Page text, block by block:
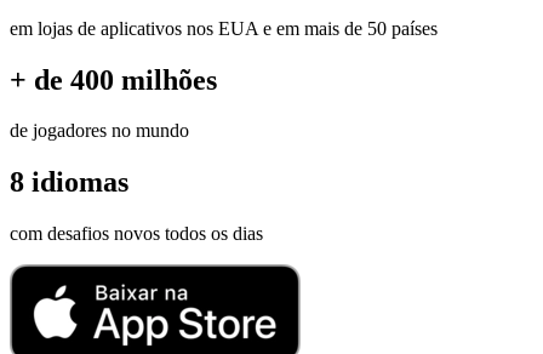
em lojas de aplicativos nos EUA e em mais de 50 países
+ de 400 milhões
de jogadores no mundo
8 idiomas
com desafios novos todos os dias